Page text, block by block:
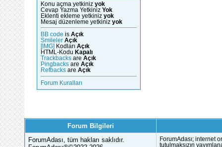
Konu açma yetkiniz yok
Cevap Yazma Yetkiniz Yok
Eklenti ekleme yetkiniz yok
Mesaj düzenleme yetkiniz yok
BB code is Açık
Smileler Açık
[IMG]
Kodları Açık
HTML-Kodu Kapalı
Trackbacks are Açık
Pingbacks are Açık
Refbacks are Açık
Forum Kuralları
Forum Bilgileri
ForumAdası, tüm hakları saklıdır.
ForumAdası; internet
tutulmaksızın